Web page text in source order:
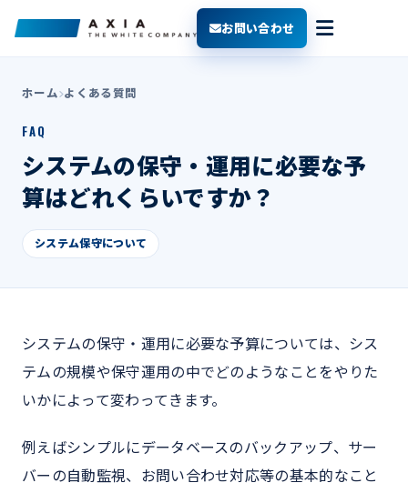
お問い合わせ
ホーム よくある質問
FAQ
システムの保守・運用に必要な予
算はどれくらいですか？
システム保守について
システムの保守・運用に必要な予算については、シス
テムの規模や保守運用の中でどのようなことをやりた
いかによって変わってきます。
例えばシンプルにデータベースのバックアップ、サー
バーの自動監視、お問い合わせ対応等の基本的なこと